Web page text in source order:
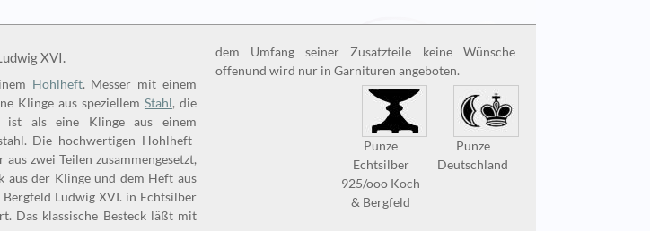
XVI.
Hohlheft. Messer mit einem
Klinge aus speziellem Stahl, die
ist als eine Klinge aus einem
Die hochwertigen Hohlheft-
aus zwei Teilen zusammengesetzt,
aus der Klinge und dem Heft aus
Das klassische Besteck läßt mit
dem Umfang seiner Zusatzteile keine Wünsche
offenund wird nur in Garnituren angeboten.
Punze
Deutschland
Punze
Echtsilber
925/ooo Koch
& Bergfeld